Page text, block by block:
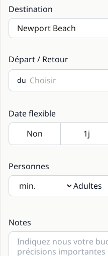
Destination
Départ / Retour
du
Date flexible
Personnes
Adultes
Notes